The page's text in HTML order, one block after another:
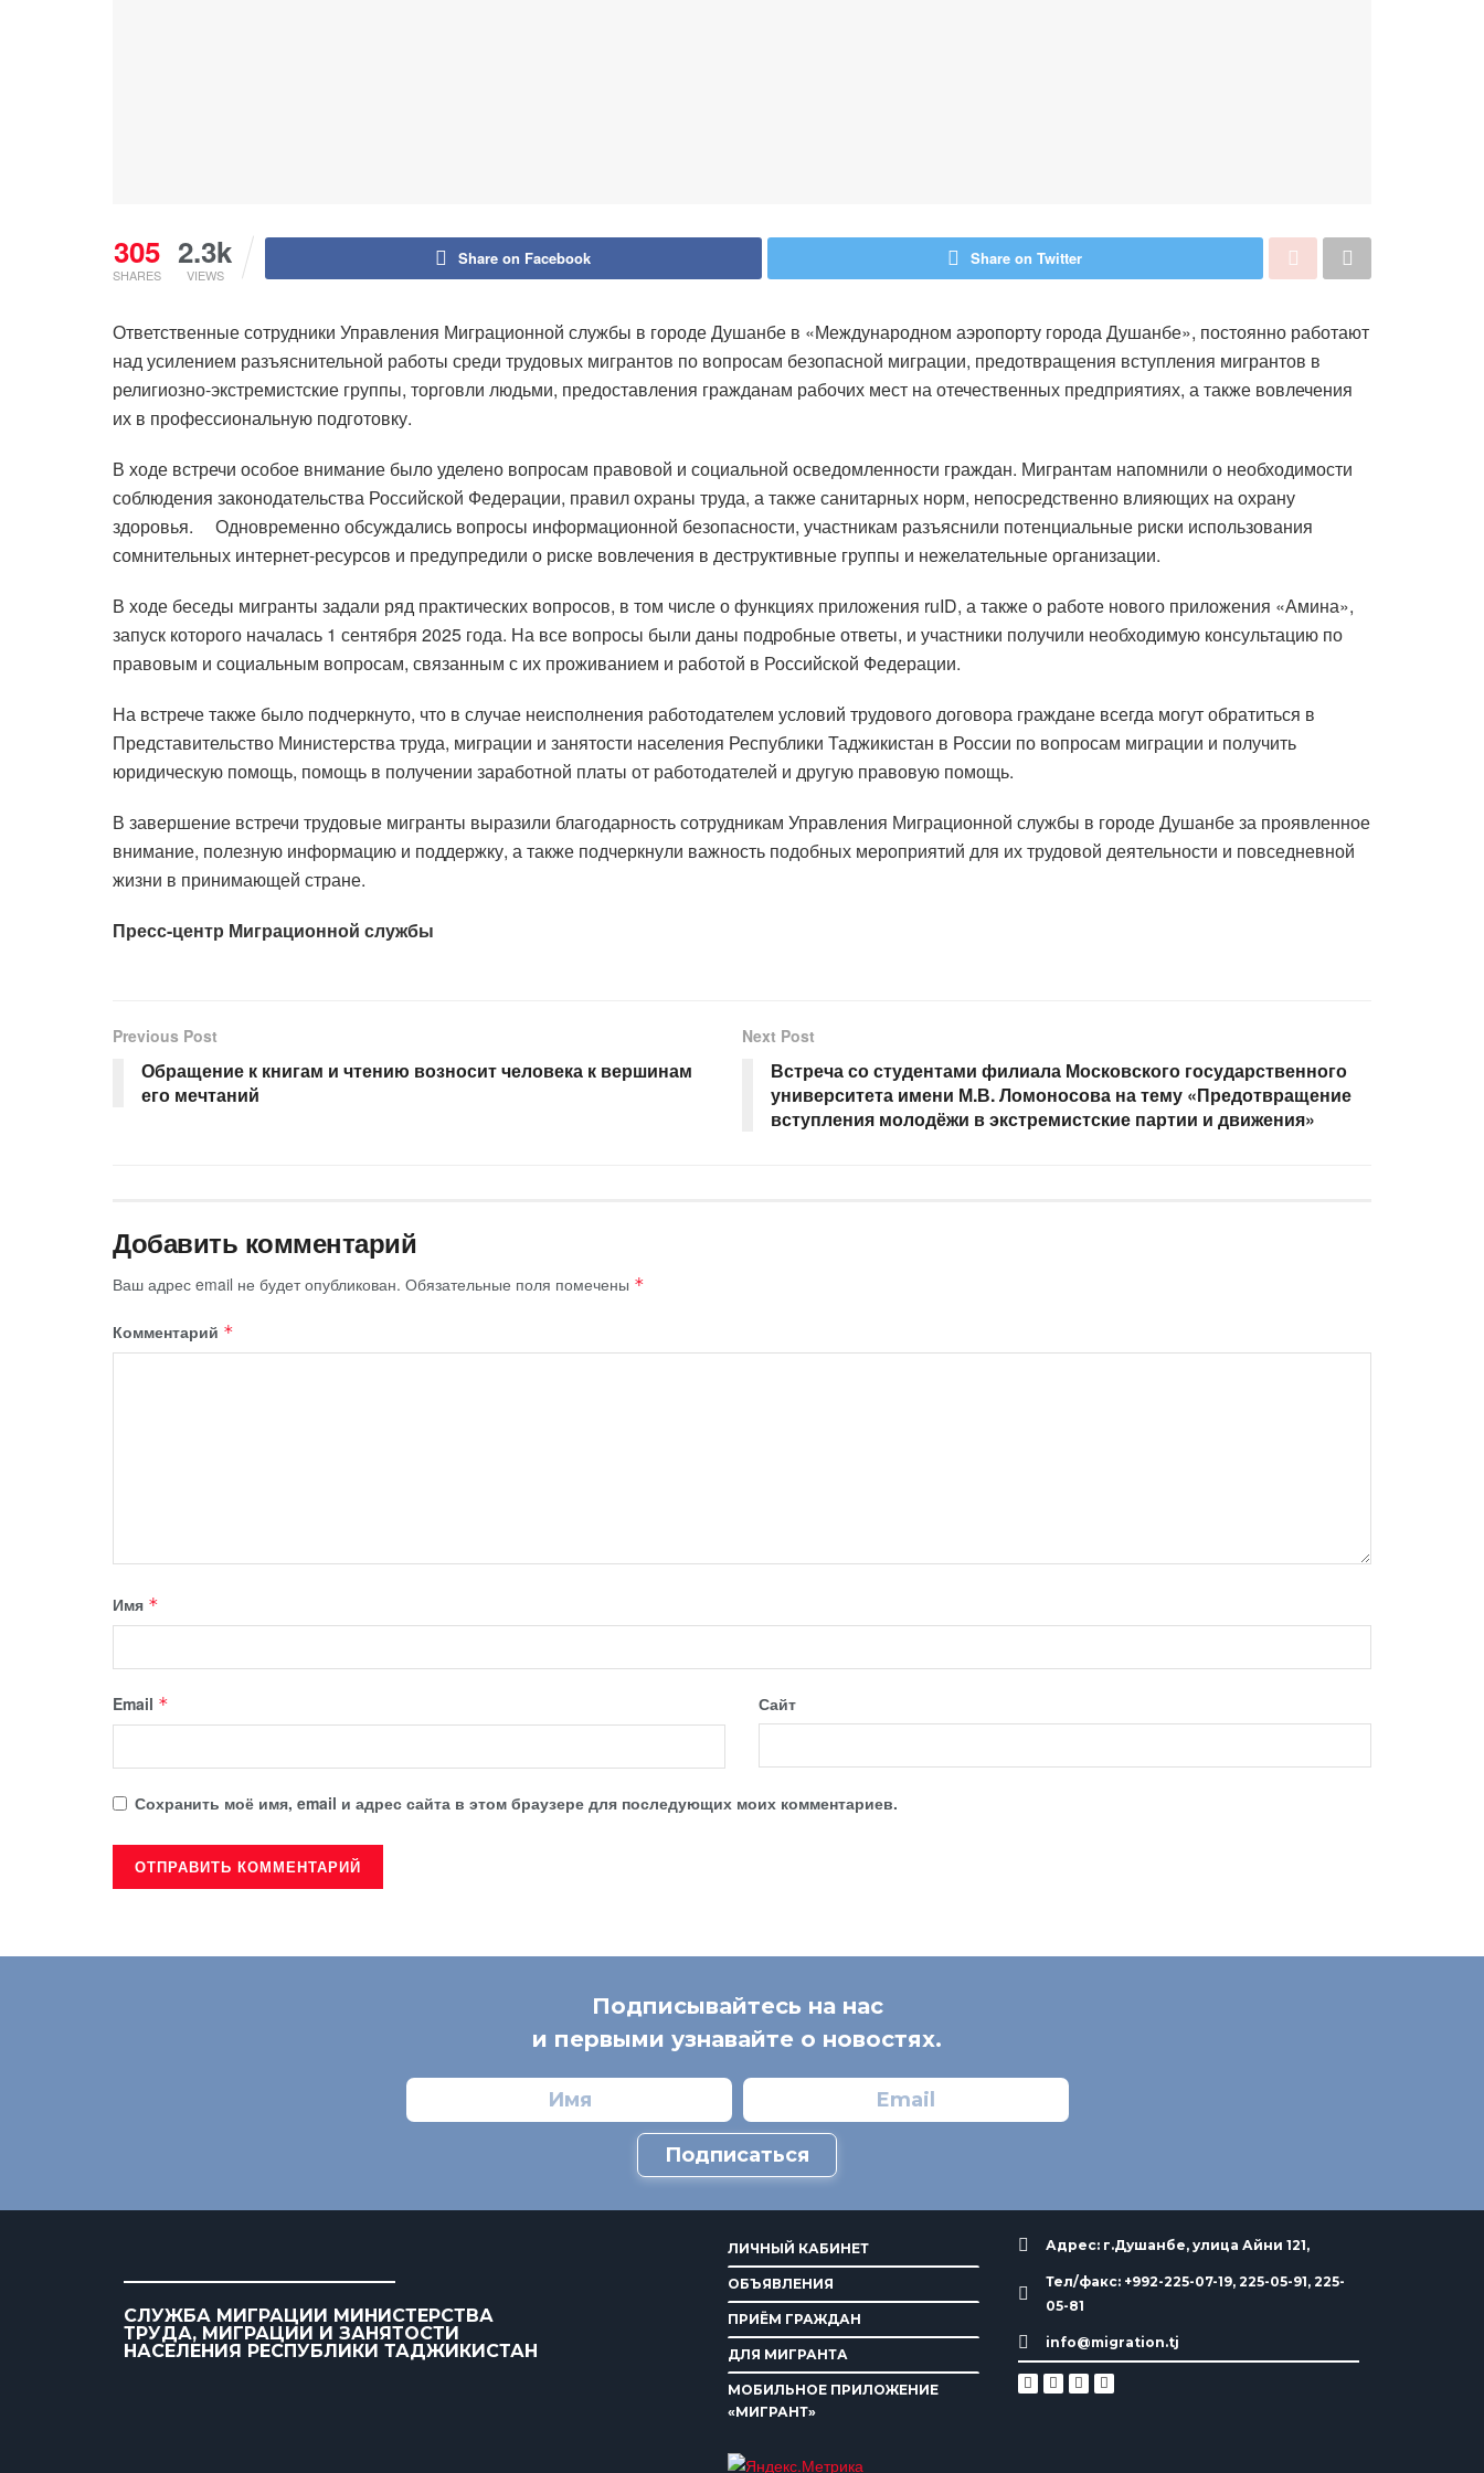
305
SHARES
2.3k
VIEWS
Share on Facebook Share on Twitter
Ответственные сотрудники Управления Миграционной службы в городе Душанбе в «Международном аэропорту города Душанбе», постоянно работают
над усилением разъяснительной работы среди трудовых мигрантов по вопросам безопасной миграции, предотвращения вступления мигрантов в
религиозно-экстремистские группы, торговли людьми, предоставления гражданам рабочих мест на отечественных предприятиях, а также вовлечения
их в профессиональную подготовку.
В ходе встречи особое внимание было уделено вопросам правовой и социальной осведомленности граждан. Мигрантам напомнили о необходимости
соблюдения законодательства Российской Федерации, правил охраны труда, а также санитарных норм, непосредственно влияющих на охрану
здоровья. Одновременно обсуждались вопросы информационной безопасности, участникам разъяснили потенциальные риски использования
сомнительных интернет-ресурсов и предупредили о риске вовлечения в деструктивные группы и нежелательные организации.
В ходе беседы мигранты задали ряд практических вопросов, в том числе о функциях приложения ruID, а также о работе нового приложения «Амина»,
запуск которого началась 1 сентября 2025 года. На все вопросы были даны подробные ответы, и участники получили необходимую консультацию по
правовым и социальным вопросам, связанным с их проживанием и работой в Российской Федерации.
На встрече также было подчеркнуто, что в случае неисполнения работодателем условий трудового договора граждане всегда могут обратиться в
Представительство Министерства труда, миграции и занятости населения Республики Таджикистан в России по вопросам миграции и получить
юридическую помощь, помощь в получении заработной платы от работодателей и другую правовую помощь.
В завершение встречи трудовые мигранты выразили благодарность сотрудникам Управления Миграционной службы в городе Душанбе за проявленное
внимание, полезную информацию и поддержку, а также подчеркнули важность подобных мероприятий для их трудовой деятельности и повседневной
жизни в принимающей стране.
Пресс-центр Миграционной службы
Previous Post
Обращение к книгам и чтению возносит человека к вершинам
его мечтаний
Next Post
Встреча со студентами филиала Московского государственного
университета имени М.В. Ломоносова на тему «Предотвращение
вступления молодёжи в экстремистские партии и движения»
Добавить комментарий
Ваш адрес email не будет опубликован. Обязательные поля помечены *
Комментарий *
Имя *
Email * Сайт
Сохранить моё имя, email и адрес сайта в этом браузере для последующих моих комментариев.
Подписывайтесь на нас
и первыми узнавайте о новостях.
Подписаться
СЛУЖБА МИГРАЦИИ МИНИСТЕРСТВА
ТРУДА, МИГРАЦИИ И ЗАНЯТОСТИ
НАСЕЛЕНИЯ РЕСПУБЛИКИ ТАДЖИКИСТАН
ЛИЧНЫЙ КАБИНЕТ
ОБЪЯВЛЕНИЯ
ПРИЁМ ГРАЖДАН
ДЛЯ МИГРАНТА
МОБИЛЬНОЕ ПРИЛОЖЕНИЕ
«МИГРАНТ»
Адрес: г.Душанбе, улица Айни 121,
Тел/факс: +992-225-07-19, 225-05-91, 225-
05-81
info@migration.tj